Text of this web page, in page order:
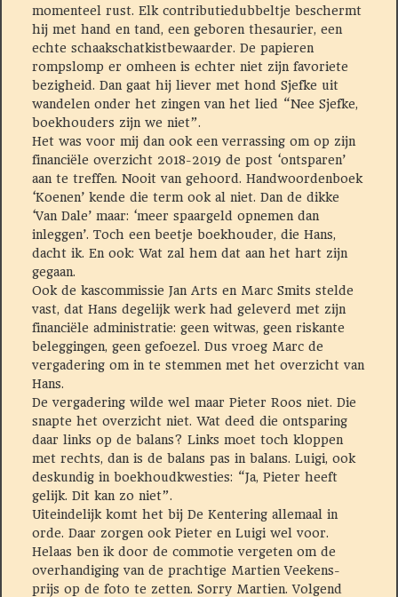
momenteel rust. Elk contributiedubbeltje beschermt
hij met hand en tand, een geboren thesaurier, een
echte schaakschatkistbewaarder. De papieren
rompslomp er omheen is echter niet zijn favoriete
bezigheid. Dan gaat hij liever met hond Sjefke uit
wandelen onder het zingen van het lied “Nee Sjefke,
boekhouders zijn we niet”.
Het was voor mij dan ook een verrassing om op zijn
financiële overzicht 2018-2019 de post ‘ontsparen’
aan te treffen. Nooit van gehoord. Handwoordenboek
‘Koenen’ kende die term ook al niet. Dan de dikke
‘Van Dale’ maar: ‘meer spaargeld opnemen dan
inleggen’. Toch een beetje boekhouder, die Hans,
dacht ik. En ook: Wat zal hem dat aan het hart zijn
gegaan.
Ook de kascommissie Jan Arts en Marc Smits stelde
vast, dat Hans degelijk werk had geleverd met zijn
financiële administratie: geen witwas, geen riskante
beleggingen, geen gefoezel. Dus vroeg Marc de
vergadering om in te stemmen met het overzicht van
Hans.
De vergadering wilde wel maar Pieter Roos niet. Die
snapte het overzicht niet. Wat deed die ontsparing
daar links op de balans? Links moet toch kloppen
met rechts, dan is de balans pas in balans. Luigi, ook
deskundig in boekhoudkwesties: “Ja, Pieter heeft
gelijk. Dit kan zo niet”.
Uiteindelijk komt het bij De Kentering allemaal in
orde. Daar zorgen ook Pieter en Luigi wel voor.
Helaas ben ik door de commotie vergeten om de
overhandiging van de prachtige Martien Veekens-
prijs op de foto te zetten. Sorry Martien. Volgend